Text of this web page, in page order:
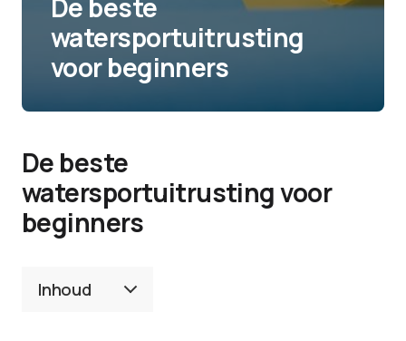
De beste
watersportuitrusting
voor beginners
De beste
watersportuitrusting voor
beginners
Inhoud